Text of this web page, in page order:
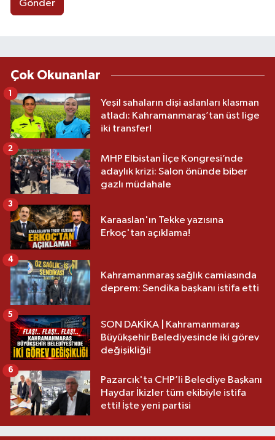
Gönder
Çok Okunanlar
Yeşil sahaların dişi aslanları klasman
atladı: Kahramanmaraş’tan üst lige
iki transfer!
1
MHP Elbistan İlçe Kongresi’nde
adaylık krizi: Salon önünde biber
gazlı müdahale
2
Karaaslan'ın Tekke yazısına
Erkoç'tan açıklama!
3
Kahramanmaraş sağlık camiasında
deprem: Sendika başkanı istifa etti
4
SON DAKİKA | Kahramanmaraş
Büyükşehir Belediyesinde iki görev
değişikliği!
5
Pazarcık'ta CHP’li Belediye Başkanı
Haydar İkizler tüm ekibiyle istifa
etti! İşte yeni partisi
6